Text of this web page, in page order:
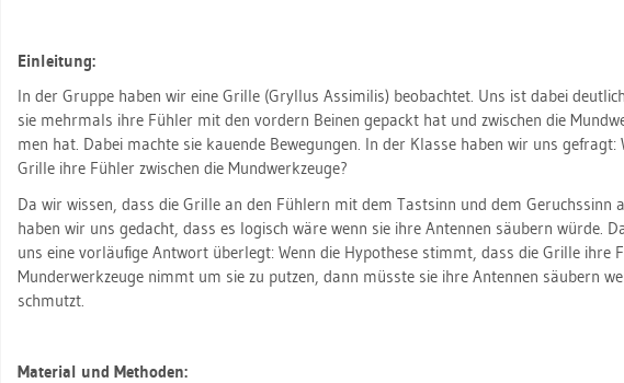
Ein­lei­tung:
In der Grup­pe haben wir eine Gril­le (Gryl­lus As­si­mi­lis) be­ob­ach­tet. Uns ist dabei
sie mehr­mals ihre Füh­ler mit den vor­dern Bei­nen ge­packt hat und zwi­schen die
men hat. Dabei mach­te sie kau­en­de Be­we­gun­gen. In der Klas­se haben wir uns
Gril­le ihre Füh­ler zwi­schen die Mund­werk­zeu­ge?
Da wir wis­sen, dass die Gril­le an den Füh­lern mit dem Tast­sinn und dem Ge­ruchs­sinn
haben wir uns ge­dacht, dass es lo­gisch wäre wenn sie ihre An­ten­nen säu­bern würde.
uns eine vor­läu­fi­ge Ant­wort über­legt: Wenn die Hy­po­the­se stimmt, dass die Gril­le ihre
Mun­der­werk­zeu­ge nimmt um sie zu put­zen, dann müss­te sie ihre An­ten­nen säu­bern
schmutzt.
Ma­te­ri­al und Me­tho­den: